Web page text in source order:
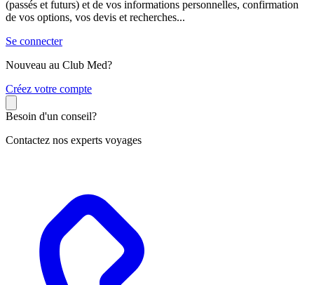
(passés et futurs) et de vos informations personnelles, confirmation
de vos options, vos devis et recherches...
Se connecter
Nouveau au Club Med?
Créez votre compte
Besoin d'un conseil?
Contactez nos experts voyages